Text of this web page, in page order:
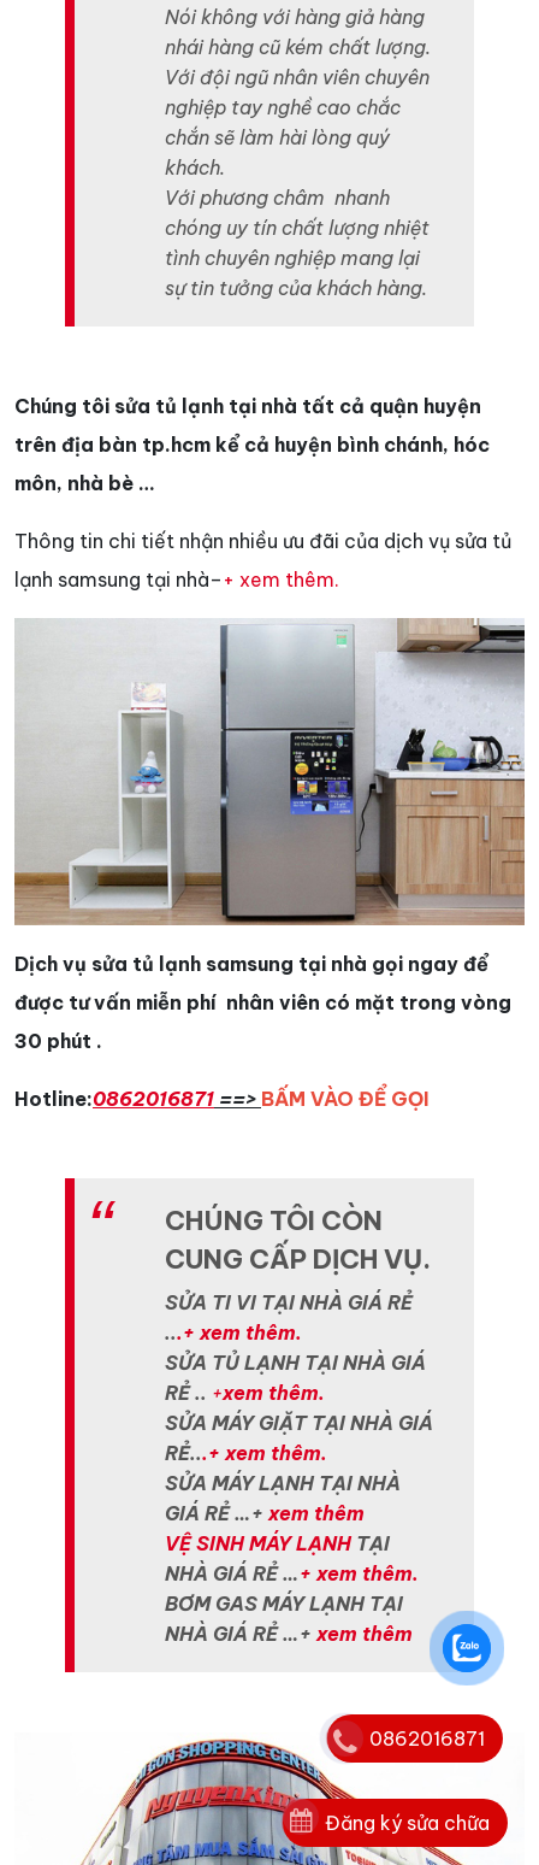
Nói không với hàng giả hàng
nhái hàng cũ kém chất lượng.
Với đội ngũ nhân viên chuyên
nghiệp tay nghề cao chắc
chắn sẽ làm hài lòng quý
khách.
Với phương châm nhanh
chóng uy tín chất lượng nhiệt
tình chuyên nghiệp mang lại
sự tin tưởng của khách hàng.
Chúng tôi sửa tủ lạnh tại nhà tất cả quận huyện
trên địa bàn tp.hcm kể cả huyện bình chánh, hóc
môn, nhà bè …
Thông tin chi tiết nhận nhiều ưu đãi của dịch vụ sửa tủ
lạnh samsung tại nhà– + xem thêm.
Dịch vụ sửa tủ lạnh samsung tại nhà gọi ngay để
được tư vấn miễn phí nhân viên có mặt trong vòng
30 phút .
Hotline:0862016871 ==> BẤM VÀO ĐỂ GỌI
CHÚNG TÔI CÒN
CUNG CẤP DỊCH VỤ.
SỬA TI VI TẠI NHÀ GIÁ RẺ
...+ xem thêm.
SỬA TỦ LẠNH TẠI NHÀ GIÁ
RẺ .. +xem thêm.
SỬA MÁY GIẶT TẠI NHÀ GIÁ
RẺ...+ xem thêm.
SỬA MÁY LẠNH TẠI NHÀ
GIÁ RẺ …+xem thêm
VỆ SINH MÁY LẠNHTẠI
NHÀ GIÁ RẺ …+ xem thêm.
BƠM GAS MÁY LẠNH TẠI
NHÀ GIÁ RẺ …+xem thêm
Đăng ký sửa chữa
0862016871